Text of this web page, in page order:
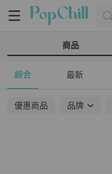
商品
綜合 最新
優惠商品 品牌